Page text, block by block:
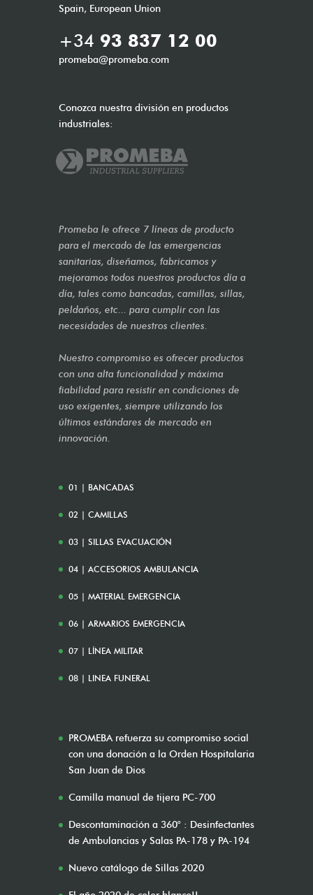
Spain, European Union
+34 93 837 12 00
promeba@promeba.com
Conozca nuestra división en productos
industriales:
Promeba le ofrece 7 líneas de producto
para el mercado de las emergencias
sanitarias, diseñamos, fabricamos y
mejoramos todos nuestros productos día a
día, tales como bancadas, camillas, sillas,
peldaños, etc... para cumplir con las
necesidades de nuestros clientes.
Nuestro compromiso es ofrecer productos
con una alta funcionalidad y máxima
fiabilidad para resistir en condiciones de
uso exigentes, siempre utilizando los
últimos estándares de mercado en
innovación.
01 | BANCADAS
02 | CAMILLAS
03 | SILLAS EVACUACIÓN
04 | ACCESORIOS AMBULANCIA
05 | MATERIAL EMERGENCIA
06 | ARMARIOS EMERGENCIA
07 | LÍNEA MILITAR
08 | LINEA FUNERAL
PROMEBA refuerza su compromiso social
con una donación a la Orden Hospitalaria
San Juan de Dios
Camilla manual de tijera PC-700
Descontaminación a 360° : Desinfectantes
de Ambulancias y Salas PA-178 y PA-194
Nuevo catálogo de Sillas 2020